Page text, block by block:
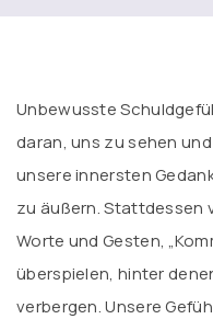
Unbewusste
daran, uns zu sehen
unsere innersten
zu äußern. Stattdessen
Worte und Gesten,
überspielen, hinter
verbergen. Unsere